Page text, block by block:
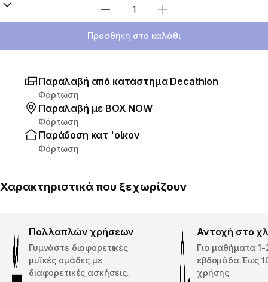
Επιλέξτε ποσότητα
Προσθήκη στο καλάθι
Παραλαβή από κατάστημα Decathlon
Φόρτωση
Παραλαβή με ΒΟΧ ΝΟW
Φόρτωση
Παράδοση κατ 'οίκον
Φόρτωση
Χαρακτηριστικά που ξεχωρίζουν
Πολλαπλών χρήσεων
Γυμνάστε διαφορετικές
μυϊκές ομάδες με
διαφορετικές ασκήσεις.
Αντοχή στο
Για μαθήματα
εβδομάδα.Έως
χρήσης.